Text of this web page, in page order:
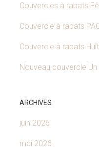
Couvercles à rabats
Couvercle à rabats
Couvercle à rabats
Nouveau couvercle Un
ARCHIVES
juin 2026
mai 2026